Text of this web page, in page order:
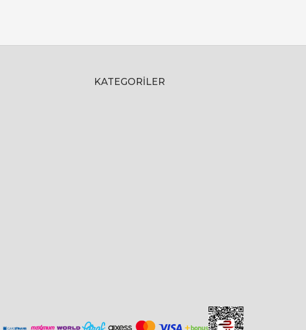
KATEGORILER